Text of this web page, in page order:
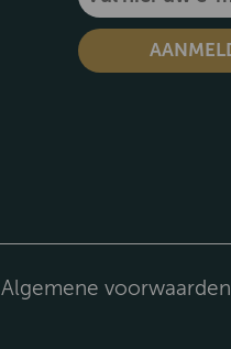
Algemene voorwaarden